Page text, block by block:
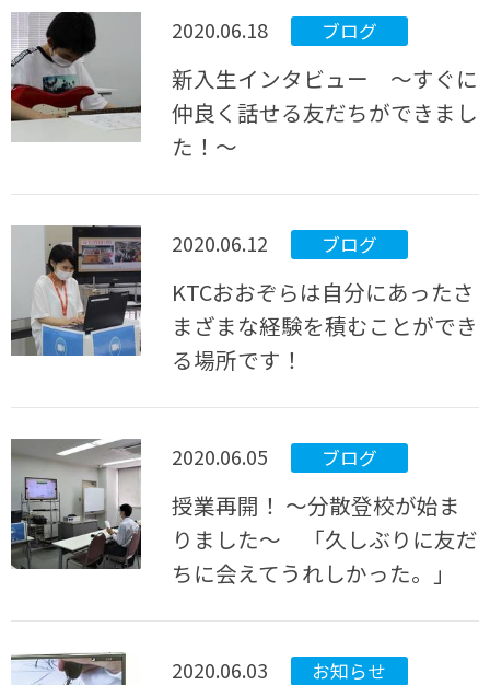
2020.06.18 ブログ
新入生インタビュー ～すぐに
仲良く話せる友だちができまし
た！～
2020.06.12 ブログ
KTCおおぞらは自分にあったさ
まざまな経験を積むことができ
る場所です！
2020.06.05 ブログ
授業再開！ ～分散登校が始ま
りました～ 「久しぶりに友だ
ちに会えてうれしかった。」
2020.06.03 お知らせ